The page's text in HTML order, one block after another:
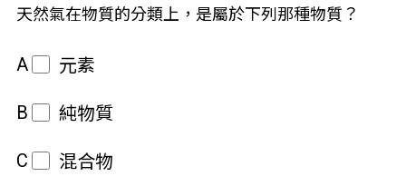
天然氣在物質的分類上，是屬於下列那種物質？
A 元素
B 純物質
C 混合物